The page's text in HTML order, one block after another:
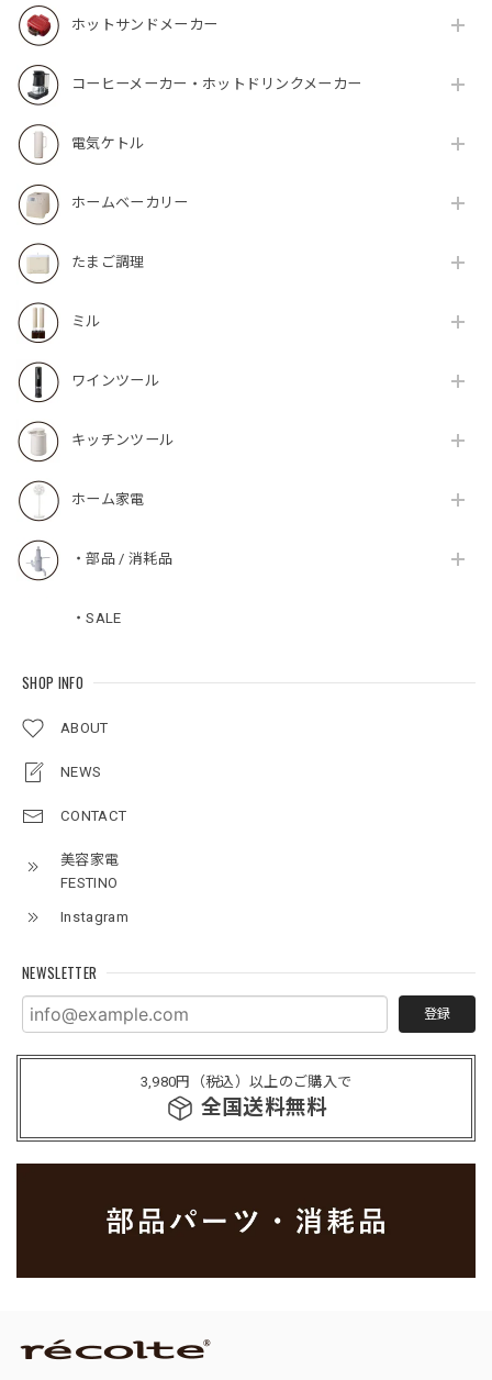
ホットサンドメーカー
コーヒーメーカー・ホットドリンクメーカー
電気ケトル
ホームベーカリー
たまご調理
ミル
ワインツール
キッチンツール
ホーム家電
・部品 / 消耗品
・SALE
SHOP INFO
ABOUT
NEWS
CONTACT
美容家電
FESTINO
Instagram
NEWSLETTER
登録
3,980円（税込）以上のご購入で
全国送料無料